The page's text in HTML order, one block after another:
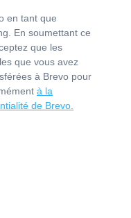
en tant que
En soumettant ce
que les
que vous avez
à Brevo pour
à la
de Brevo.